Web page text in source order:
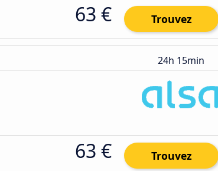
63 € Trouvez
24h 15min
63 € Trouvez